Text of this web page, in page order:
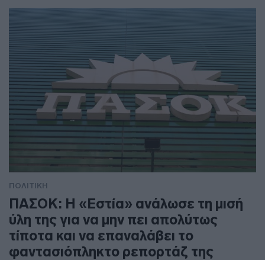
ΠΟΛΙΤΙΚΗ
ΠΑΣΟΚ: Η «Εστία» ανάλωσε τη μισή
ύλη της για να μην πει απολύτως
τίποτα και να επαναλάβει το
φαντασιόπληκτο ρεπορτάζ της